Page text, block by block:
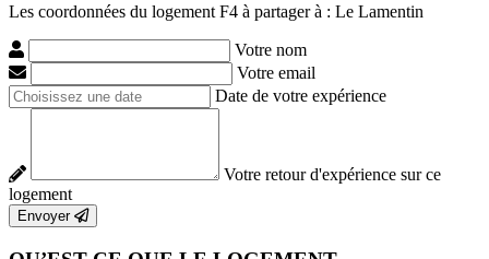
Les coordonnées du logement F4 à partager à : Le Lamentin
Votre nom
Votre email
Date de votre expérience
Votre retour d'expérience sur ce
logement
Envoyer